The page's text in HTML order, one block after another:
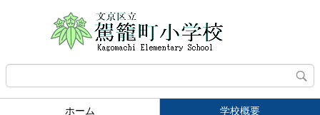
ホーム 学校概要